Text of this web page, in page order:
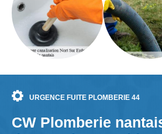
URGENCE FUITE PLOMBERIE 44
CW Plomberie